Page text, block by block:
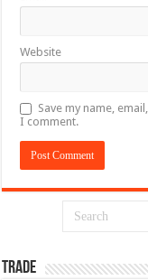
Website
Save my name,
I comment.
TRADE